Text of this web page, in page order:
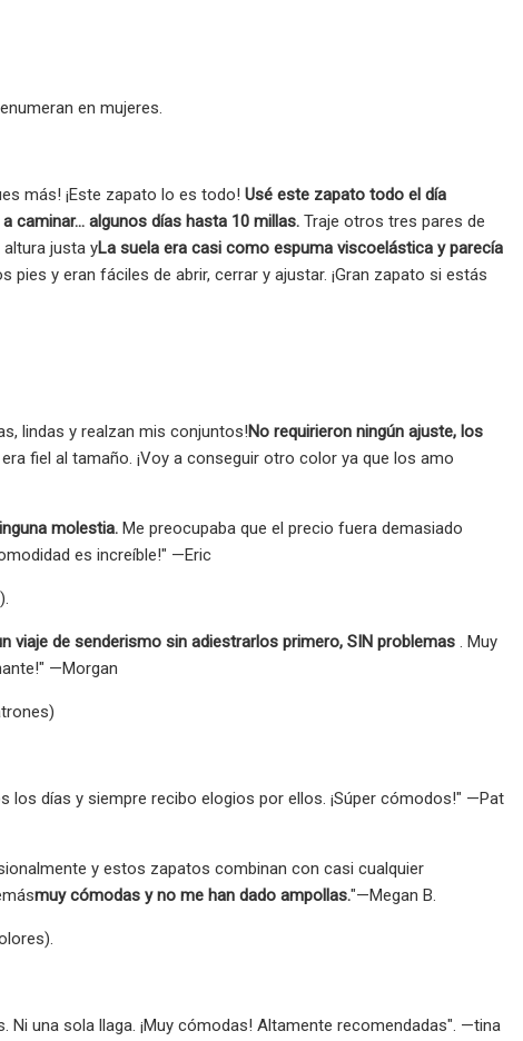
en mujeres.
más! ¡Este zapato lo es todo! Usé este zapato todo el día
caminar... algunos días hasta 10 millas. Traje otros tres pares de
justa yLa suela era casi como espuma viscoelástica y parecía
pies y eran fáciles de abrir, cerrar y ajustar. ¡Gran zapato si estás
lindas y realzan mis conjuntos!No requirieron ningún ajuste, los
era fiel al tamaño. ¡Voy a conseguir otro color ya que los amo
molestia. Me preocupaba que el precio fuera demasiado
es increíble!" —Eric
viaje de senderismo sin adiestrarlos primero, SIN problemas . Muy
—Morgan
los días y siempre recibo elogios por ellos. ¡Súper cómodos!" —Pat
y estos zapatos combinan con casi cualquier
muy cómodas y no me han dado ampollas."—Megan B.
una sola llaga. ¡Muy cómodas! Altamente recomendadas". —tina